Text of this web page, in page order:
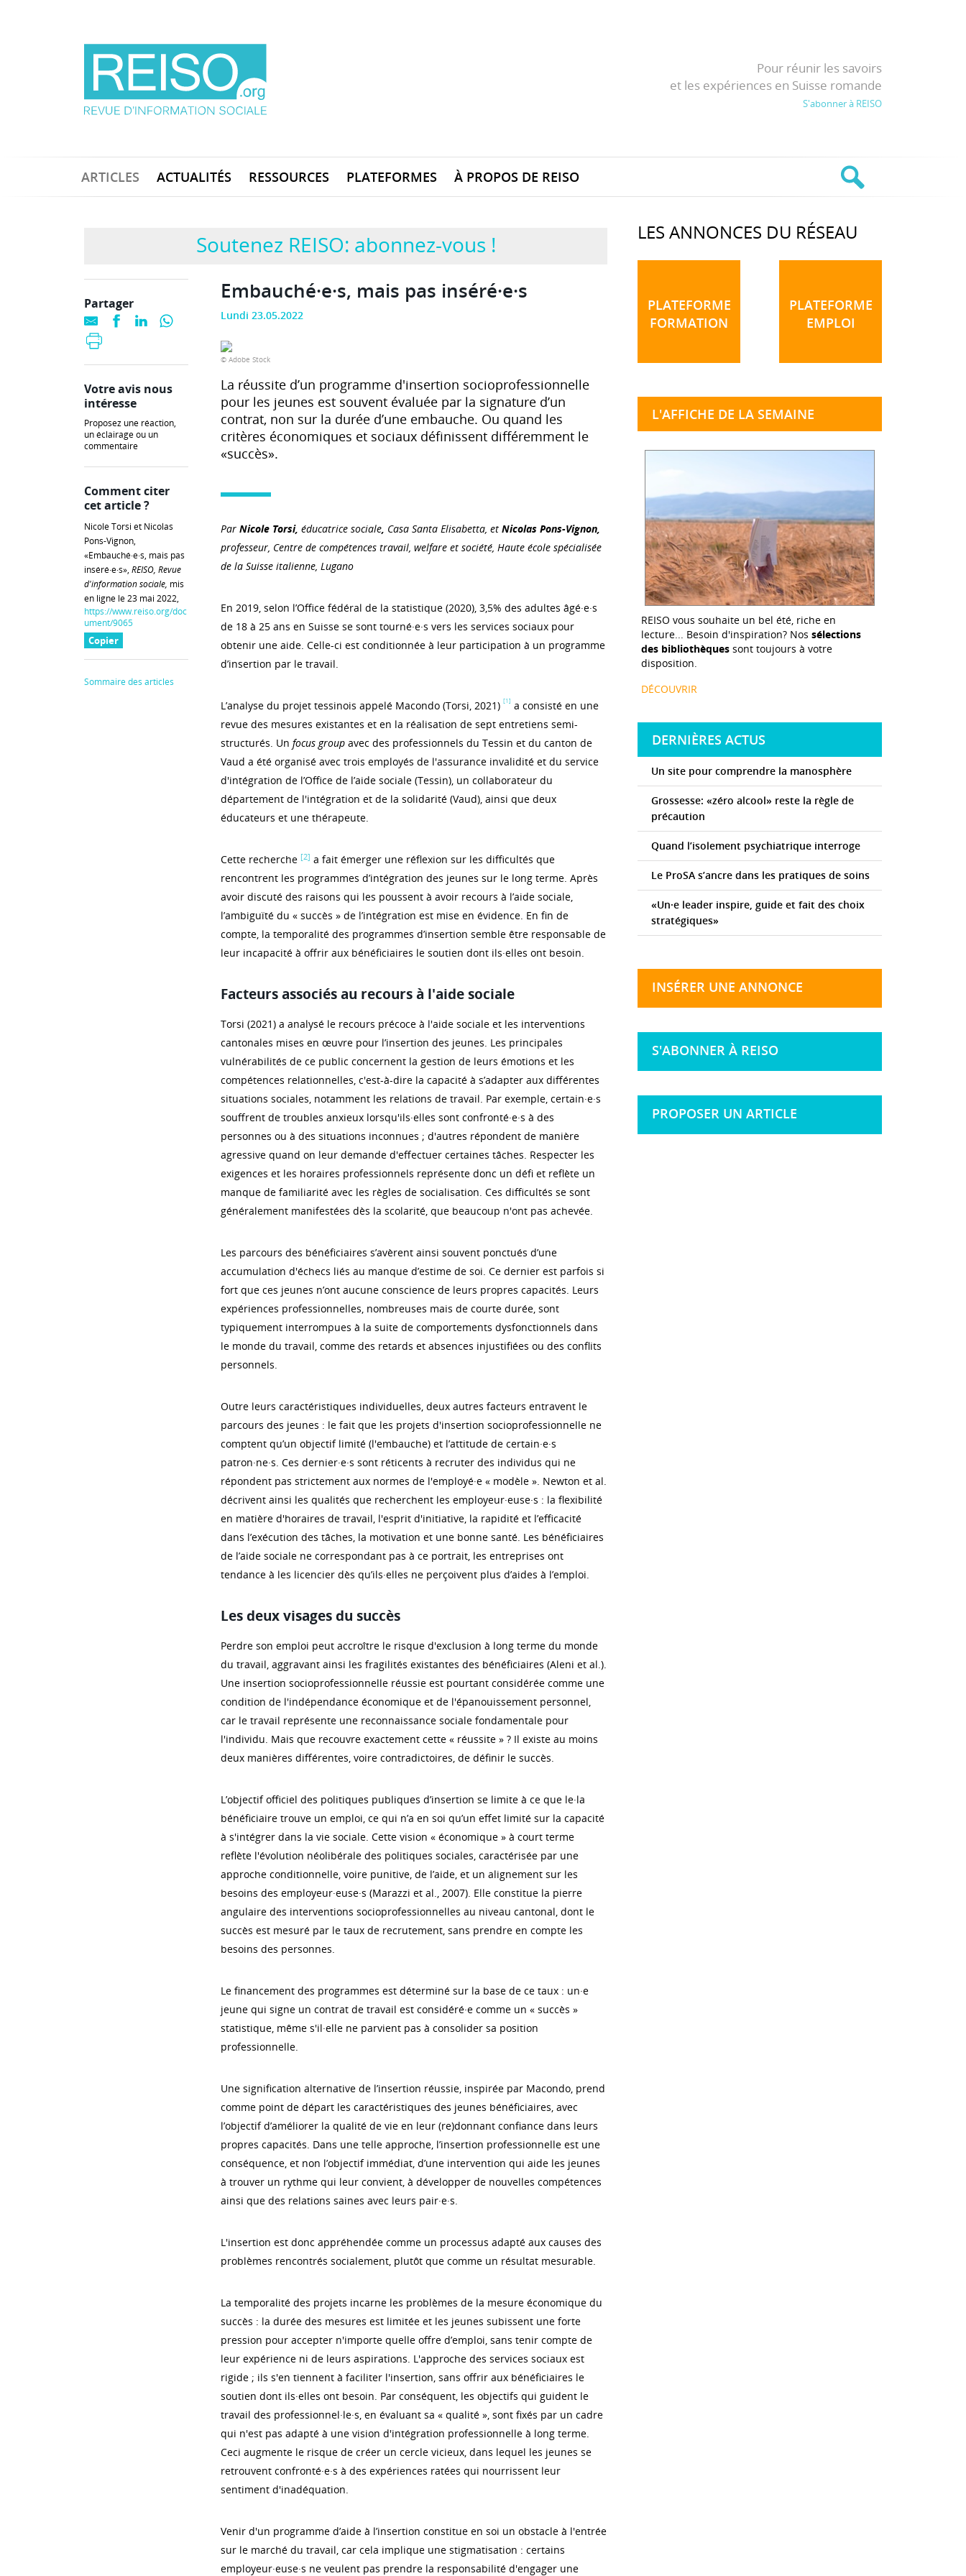
Pour réunir les savoirs
et les expériences en Suisse romande
S'abonner à REISO
ARTICLES ACTUALITÉS RESSOURCES PLATEFORMES À PROPOS DE REISO
Soutenez REISO: abonnez-vous !
Embauché·e·s, mais pas inséré·e·s
Lundi 23.05.2022
© Adobe Stock
La réussite d’un programme d'insertion socioprofessionnelle
pour les jeunes est souvent évaluée par la signature d’un
contrat, non sur la durée d’une embauche. Ou quand les
critères économiques et sociaux définissent différemment le
«succès».
ParNicole Torsi, éducatrice sociale, Casa Santa Elisabetta, etNicolas Pons-Vignon,
professeur, Centre de compétences travail, welfare et société, Haute école spécialisée
de la Suisse italienne, Lugano
En 2019, selon l’Office fédéral de la statistique (2020), 3,5% des adultes âgé·e·s
de 18 à 25 ans en Suisse se sont tourné·e·s vers les services sociaux pour
obtenir une aide. Celle-ci est conditionnée à leur participation à un programme
d’insertion par le travail.
L’analyse du projet tessinois appelé Macondo (Torsi, 2021) [1] a consisté en une
revue des mesures existantes et en la réalisation de sept entretiens semi-
structurés. Un focus groupavec des professionnels du Tessin et du canton de
Vaud a été organisé avec trois employés de l'assurance invalidité et du service
d'intégration de l’Office de l’aide sociale (Tessin), un collaborateur du
département de l'intégration et de la solidarité (Vaud), ainsi que deux
éducateurs et une thérapeute.
Cette recherche [2] a fait émerger une réflexion sur les difficultés que
rencontrent les programmes d’intégration des jeunes sur le long terme. Après
avoir discuté des raisons qui les poussent à avoir recours à l’aide sociale,
l’ambiguïté du « succès » de l’intégration est mise en évidence. En fin de
compte, la temporalité des programmes d’insertion semble être responsable de
leur incapacité à offrir aux bénéficiaires le soutien dont ils·elles ont besoin.
Facteurs associés au recours à l'aide sociale
Torsi (2021) a analysé le recours précoce à l'aide sociale et les interventions
cantonales mises en œuvre pour l’insertion des jeunes. Les principales
vulnérabilités de ce public concernent la gestion de leurs émotions et les
compétences relationnelles, c'est-à-dire la capacité à s’adapter aux différentes
situations sociales, notamment les relations de travail. Par exemple, certain·e·s
souffrent de troubles anxieux lorsqu'ils·elles sont confronté·e·s à des
personnes ou à des situations inconnues ; d'autres répondent de manière
agressive quand on leur demande d'effectuer certaines tâches. Respecter les
exigences et les horaires professionnels représente donc un défi et reflète un
manque de familiarité avec les règles de socialisation. Ces difficultés se sont
généralement manifestées dès la scolarité, que beaucoup n'ont pas achevée.
Les parcours des bénéficiaires s’avèrent ainsi souvent ponctués d’une
accumulation d'échecs liés au manque d’estime de soi. Ce dernier est parfois si
fort que ces jeunes n’ont aucune conscience de leurs propres capacités. Leurs
expériences professionnelles, nombreuses mais de courte durée, sont
typiquement interrompues à la suite de comportements dysfonctionnels dans
le monde du travail, comme des retards et absences injustifiées ou des conflits
personnels.
Outre leurs caractéristiques individuelles, deux autres facteurs entravent le
parcours des jeunes : le fait que les projets d'insertion socioprofessionnelle ne
comptent qu’un objectif limité (l'embauche) et l’attitude de certain·e·s
patron·ne·s. Ces dernier·e·s sont réticents à recruter des individus qui ne
répondent pas strictement aux normes de l'employé·e « modèle ». Newton et al.
décrivent ainsi les qualités que recherchent les employeur·euse·s : la flexibilité
en matière d'horaires de travail, l'esprit d'initiative, la rapidité et l’efficacité
dans l’exécution des tâches, la motivation et une bonne santé. Les bénéficiaires
de l’aide sociale ne correspondant pas à ce portrait, les entreprises ont
tendance à les licencier dès qu’ils·elles ne perçoivent plus d’aides à l’emploi.
Les deux visages du succès
Perdre son emploi peut accroître le risque d'exclusion à long terme du monde
du travail, aggravant ainsi les fragilités existantes des bénéficiaires (Aleni et al.).
Une insertion socioprofessionnelle réussie est pourtant considérée comme une
condition de l'indépendance économique et de l'épanouissement personnel,
car le travail représente une reconnaissance sociale fondamentale pour
l'individu. Mais que recouvre exactement cette « réussite » ? Il existe au moins
deux manières différentes, voire contradictoires, de définir le succès.
L’objectif officiel des politiques publiques d’insertion se limite à ce que le·la
bénéficiaire trouve un emploi, ce qui n’a en soi qu’un effet limité sur la capacité
à s'intégrer dans la vie sociale. Cette vision « économique » à court terme
reflète l'évolution néolibérale des politiques sociales, caractérisée par une
approche conditionnelle, voire punitive, de l’aide, et un alignement sur les
besoins des employeur·euse·s (Marazzi et al., 2007). Elle constitue la pierre
angulaire des interventions socioprofessionnelles au niveau cantonal, dont le
succès est mesuré par le taux de recrutement, sans prendre en compte les
besoins des personnes.
Le financement des programmes est déterminé sur la base de ce taux : un·e
jeune qui signe un contrat de travail est considéré·e comme un « succès »
statistique, même s'il·elle ne parvient pas à consolider sa position
professionnelle.
Une signification alternative de l’insertion réussie, inspirée par Macondo, prend
comme point de départ les caractéristiques des jeunes bénéficiaires, avec
l’objectif d’améliorer la qualité de vie en leur (re)donnant confiance dans leurs
propres capacités. Dans une telle approche, l’insertion professionnelle est une
conséquence, et non l’objectif immédiat, d’une intervention qui aide les jeunes
à trouver un rythme qui leur convient, à développer de nouvelles compétences
ainsi que des relations saines avec leurs pair·e·s.
L'insertion est donc appréhendée comme un processus adapté aux causes des
problèmes rencontrés socialement, plutôt que comme un résultat mesurable.
La temporalité des projets incarne les problèmes de la mesure économique du
succès : la durée des mesures est limitée et les jeunes subissent une forte
pression pour accepter n'importe quelle offre d’emploi, sans tenir compte de
leur expérience ni de leurs aspirations. L'approche des services sociaux est
rigide ; ils s'en tiennent à faciliter l'insertion, sans offrir aux bénéficiaires le
soutien dont ils·elles ont besoin. Par conséquent, les objectifs qui guident le
travail des professionnel·le·s, en évaluant sa « qualité », sont fixés par un cadre
qui n'est pas adapté à une vision d'intégration professionnelle à long terme.
Ceci augmente le risque de créer un cercle vicieux, dans lequel les jeunes se
retrouvent confronté·e·s à des expériences ratées qui nourrissent leur
sentiment d'inadéquation.
Venir d'un programme d’aide à l’insertion constitue en soi un obstacle à l'entrée
sur le marché du travail, car cela implique une stigmatisation : certains
employeur·euse·s ne veulent pas prendre la responsabilité d'engager une
Partager
Votre avis nous
intéresse
Proposez une réaction,
un éclairage ou un
commentaire
Comment citer
cet article ?
Nicole Torsi et Nicolas
Pons-Vignon,
«Embauché·e·s, mais pas
inséré·e·s», REISO, Revue
d'information sociale, mis
en ligne le 23 mai 2022,
https://www.reiso.org/doc
ument/9065
Copier
Sommaire des articles
LES ANNONCES DU RÉSEAU
PLATEFORME
FORMATION
PLATEFORME
EMPLOI
L'AFFICHE DE LA SEMAINE
REISO vous souhaite un bel été, riche en
lecture... Besoin d'inspiration? Nos sélections
des bibliothèques sont toujours à votre
disposition.
DÉCOUVRIR
DERNIÈRES ACTUS
Un site pour comprendre la manosphère
Grossesse: «zéro alcool» reste la règle de
précaution
Quand l’isolement psychiatrique interroge
Le ProSA s’ancre dans les pratiques de soins
«Un·e leader inspire, guide et fait des choix
stratégiques»
INSÉRER UNE ANNONCE
S'ABONNER À REISO
PROPOSER UN ARTICLE